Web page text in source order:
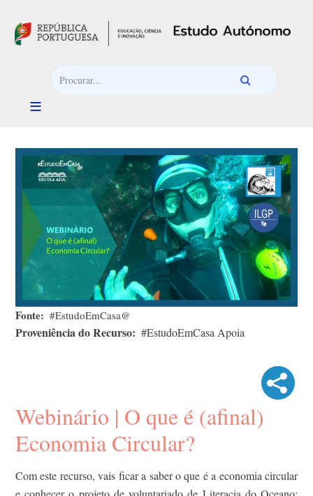
Fonte #EstudoEmCasa@
Proveniência do Recurso #EstudoEmCasa Apoia
Webinário | O que é (afinal)
Economia Circular?
Com este recurso, vais ficar a saber o que é a economia circular